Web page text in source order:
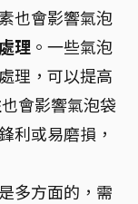
也會影響氣泡
理 。一些氣泡
理，可以提高
也會影響氣泡袋
利或易磨損，
多方面的，需